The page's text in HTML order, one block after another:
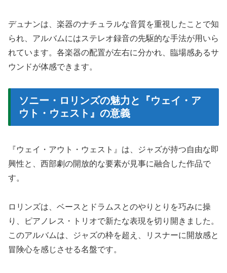
デュナンは、楽器のナチュラルな音質を重視したことで知
られ、アルバムにはステレオ録音の先駆的な手法が用いら
れています。各楽器の配置が左右に分かれ、臨場感あるサ
ウンドが体感できます。
ソニー・ロリンズの魅力と『ウェイ・ア
ウト・ウェスト』の意義
『ウェイ・アウト・ウェスト』は、ジャズが持つ自由な即
興性と、西部劇の開放的な要素が見事に融合した作品で
す。
ロリンズは、ベースとドラムスとのやりとりを巧みに操
り、ピアノレス・トリオで新たな表現を切り開きました。
このアルバムは、ジャズの枠を超え、リスナーに開放感と
冒険心を感じさせる名盤です。